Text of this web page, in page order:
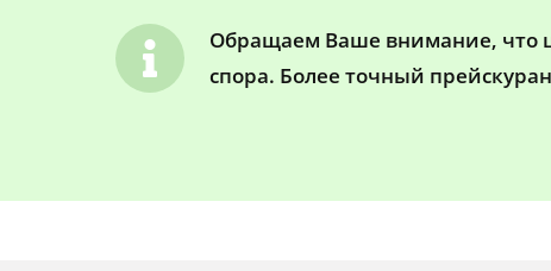
Обращаем Ваше внимание, что
спора. Более точный